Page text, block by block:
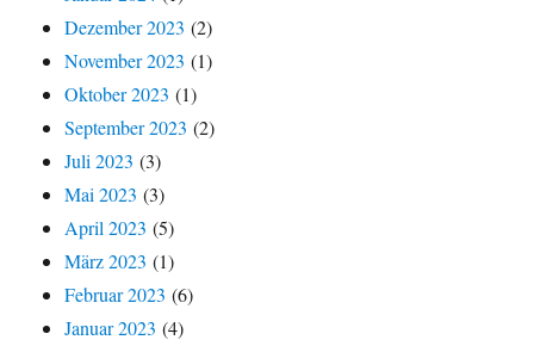
Dezember 2023 (2)
November 2023 (1)
Oktober 2023 (1)
September 2023 (2)
Juli 2023 (3)
Mai 2023 (3)
April 2023 (5)
März 2023 (1)
Februar 2023 (6)
Januar 2023 (4)